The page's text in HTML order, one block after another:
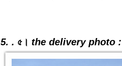
5. . ৫। the delivery photo :